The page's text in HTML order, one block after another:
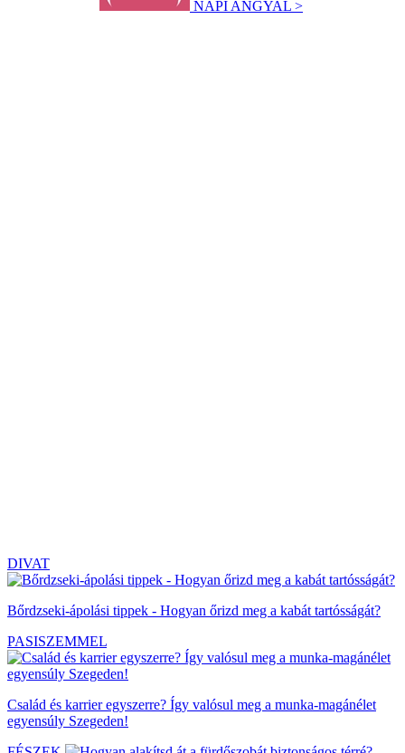
NAPI ANGYAL >
DIVAT
Bőrdzseki-ápolási tippek - Hogyan őrizd meg a kabát tartósságát?
PASISZEMMEL
Család és karrier egyszerre? Így valósul meg a munka-magánélet
egyensúly Szegeden!